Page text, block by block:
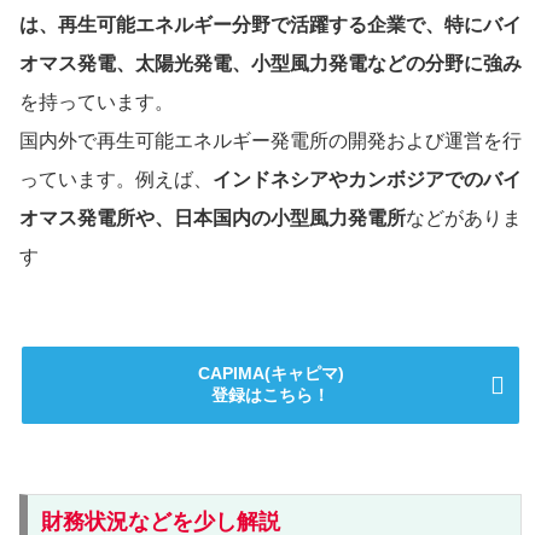
は、再生可能エネルギー分野で活躍する企業で、特にバイ
オマス発電、太陽光発電、小型風力発電などの分野に強み
を持っています。
国内外で再生可能エネルギー発電所の開発および運営を行
っています。例えば、 インドネシアやカンボジアでのバイ
オマス発電所や、日本国内の小型風力発電所などがありま
す​
CAPIMA(キャピマ)
登録はこちら！
財務状況などを少し解説